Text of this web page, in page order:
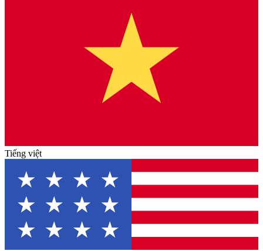
Tiếng việt